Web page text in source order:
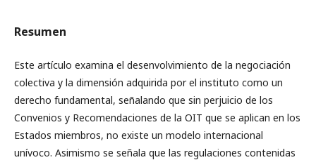
Resumen
Este artículo examina el desenvolvimiento de la negociación
colectiva y la dimensión adquirida por el instituto como un
derecho fundamental, señalando que sin perjuicio de los
Convenios y Recomendaciones de la OIT que se aplican en los
Estados miembros, no existe un modelo internacional
unívoco. Asimismo se señala que las regulaciones contenidas